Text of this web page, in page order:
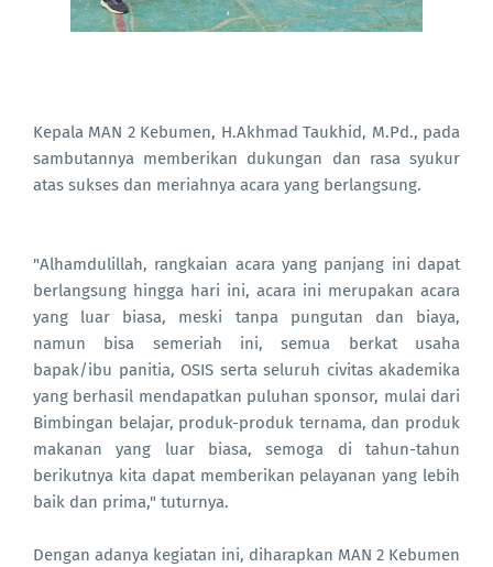
Kepala MAN 2 Kebumen, H.Akhmad Taukhid, M.Pd., pada
sambutannya memberikan dukungan dan rasa syukur
atas sukses dan meriahnya acara yang berlangsung.
"Alhamdulillah, rangkaian acara yang panjang ini dapat
berlangsung hingga hari ini, acara ini merupakan acara
yang luar biasa, meski tanpa pungutan dan biaya,
namun bisa semeriah ini, semua berkat usaha
bapak/ibu panitia, OSIS serta seluruh civitas akademika
yang berhasil mendapatkan puluhan sponsor, mulai dari
Bimbingan belajar, produk-produk ternama, dan produk
makanan yang luar biasa, semoga di tahun-tahun
berikutnya kita dapat memberikan pelayanan yang lebih
baik dan prima," tuturnya.
Dengan adanya kegiatan ini, diharapkan MAN 2 Kebumen